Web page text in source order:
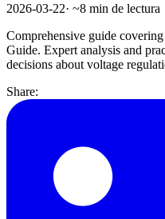
2026-03-22· ~8 min de lectura
Comprehensive guide
Guide. Expert analysis and
decisions about voltage
Share: